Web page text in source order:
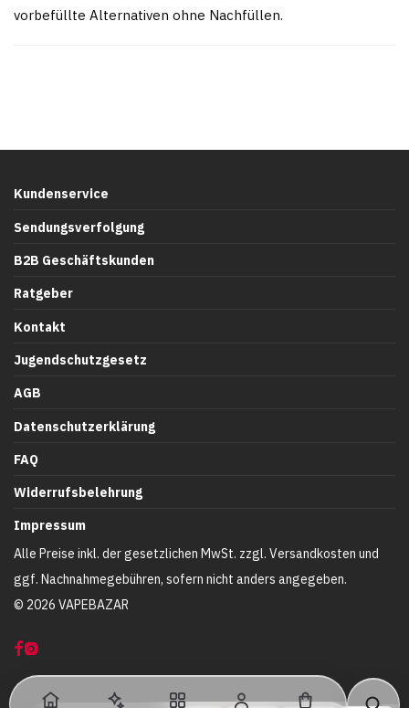
vorbefüllte Alternativen ohne Nachfüllen.
Kundenservice
Sendungsverfolgung
B2B Geschäftskunden
Ratgeber
Kontakt
Jugendschutzgesetz
AGB
Datenschutzerklärung
FAQ
Widerrufsbelehrung
Impressum
© 2026 VAPEBAZAR
Alle Preise inkl. der gesetzlichen MwSt. zzgl. Versandkosten und
ggf. Nachnahmegebühren, sofern nicht anders angegeben.